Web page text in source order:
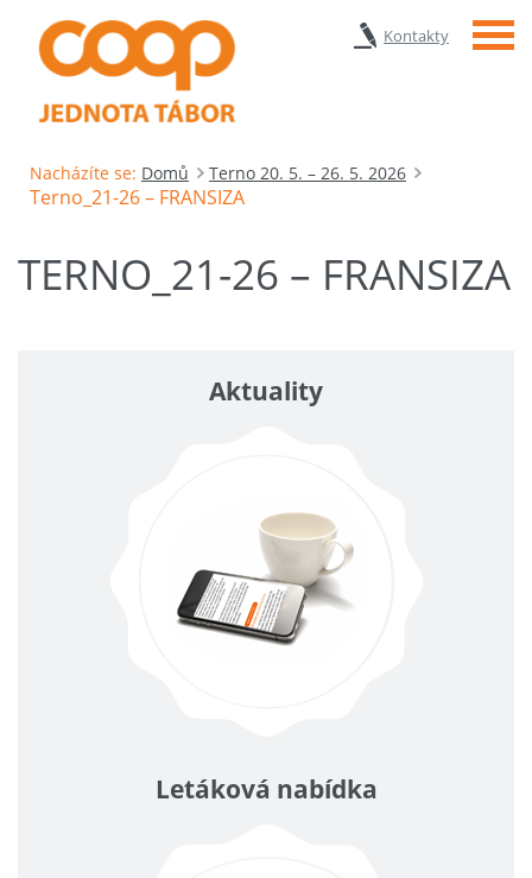
Kontakty Menu
Nacházíte se: Domů Terno 20. 5. – 26. 5. 2026
Terno_21-26 – FRANSIZA
TERNO_21-26 – FRANSIZA
Aktuality
Letáková nabídka